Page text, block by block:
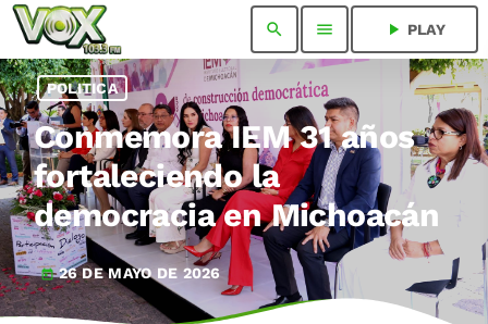
search menu play_arrow PLAY
POLITICA
Conmemora IEM 31 años
fortaleciendo la
democracia en Michoacán
today 26 DE MAYO DE 2026